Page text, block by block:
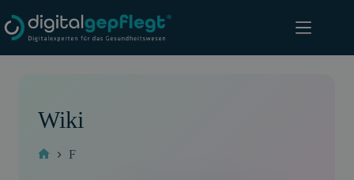
Inhalt
springen
Wiki
F